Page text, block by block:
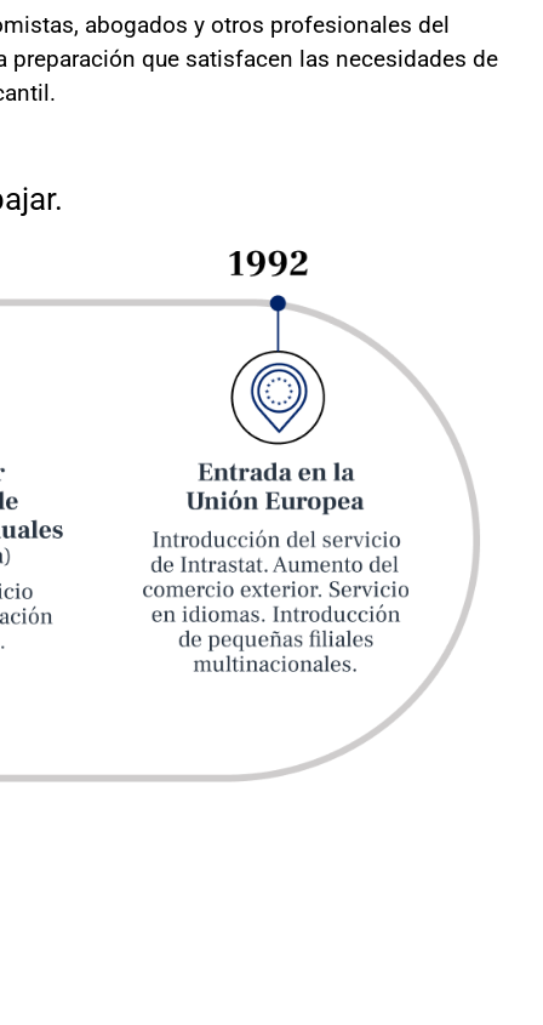
abogados y otros profesionales del
que satisfacen las necesidades de